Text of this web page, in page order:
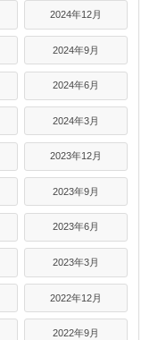
2024年12月
2024年9月
2024年6月
2024年3月
2023年12月
2023年9月
2023年6月
2023年3月
2022年12月
2022年9月